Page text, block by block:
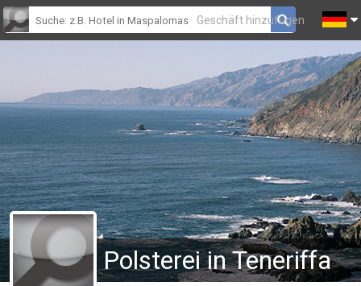
Geschäft hinzufügen
Polsterei in Teneriffa